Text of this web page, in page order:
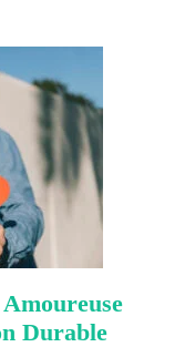
Durable